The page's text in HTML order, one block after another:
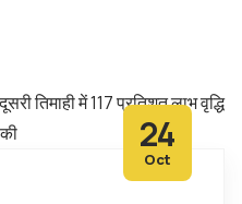
24
Oct